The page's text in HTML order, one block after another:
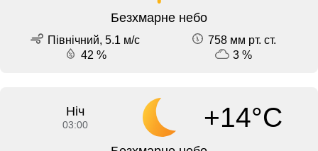
Безхмарне небо
Північний, 5.1 м/с
758 мм рт. ст.
42 %
3 %
Ніч
03:00 +14°C